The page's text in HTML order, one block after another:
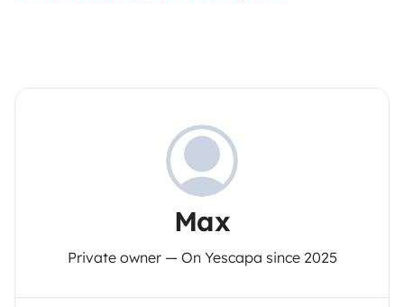
Max
Private owner — On Yescapa since 2025